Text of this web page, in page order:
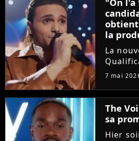
obtient
la
les
La
dans
Yanis
au...
7 mai
The
sa
Hier